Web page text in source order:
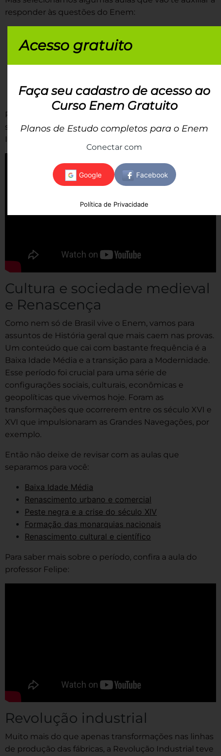
responder às questões do Enem:
Revoltas da Primeira República
Constituição de 1988
Para complementar seus estudos, veja a videoaula
sobre como era o sistema eleitoral durante o Brasil
Império:
Cultura e sociedade medieval
e Renascença
Como nem só de Brasil vive o Enem, vamos para
assuntos de História geral que mais caem nas provas.
Um conteúdo que cai com bastante frequência é a
Baixa Idade Média e a transição para a Modernidade.
Esse período foi crucial para uma série de
configurações sociais, culturais, econômicas e
geopolíticas que vivemos hoje. Foram as
transformações que ocorrerem entre os século XVI e
XVI que impulsionaram as Grandes Navegações, por
exemplo.
Então não deixe de revisar com as aulas que
separamos para você:
Baixa Idade Média
Renascimento urbano e comercial
Peste negra e a crise do século XIV
Formação das monarquias nacionais
Renascimento cultural e científico
Para saber mais sobre o período, confira a aula do
professor Felipe:
Revolução industrial
Muito mais do que apenas transformações nas linhas
de produção das fábricas, a Revolução Industrial teve
Acesso gratuito
Faça seu cadastro de acesso ao
Curso Enem Gratuito
Planos de Estudo completos para o Enem
Conectar com
Política de Privacidade